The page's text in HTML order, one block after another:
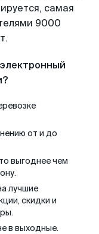
самая
9000
от и до
выгоднее чем
лучшие
скидки и
в выходные.